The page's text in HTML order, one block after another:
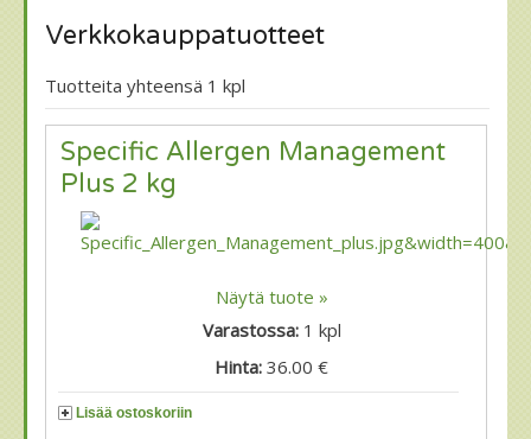
Verkkokauppatuotteet
Tuotteita yhteensä 1 kpl
Specific Allergen Management
Plus 2 kg
Näytä tuote »
Varastossa: 1 kpl
Hinta:36.00 €
Lisää ostoskoriin